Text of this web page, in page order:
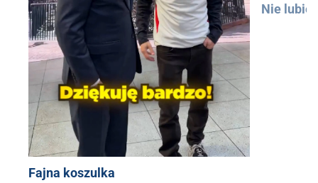
Fajna koszulka
Nie lubię